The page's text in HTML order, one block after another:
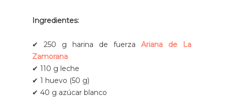
Ingredientes:
✔ 250 g harina de fuerza Ariana de La
Zamorana
✔ 110 g leche
✔ 1 huevo (50 g)
✔ 40 g azúcar blanco